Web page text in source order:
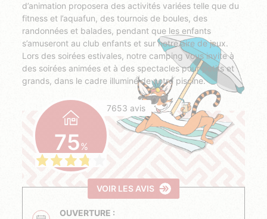
d’animation proposera des activités variées telle que du
fitness et l’aquafun, des tournois de boules, des
randonnées et balades, pendant que les enfants
s’amuseront au club enfants et sur notre aire de jeux.
Lors des soirées estivales, notre camping vous invite à
des soirées animées et à des spectacles pour petits et
grands, dans le cadre illuminé de notre piscine.
75%
7653 avis
VOIR LES AVIS
OUVERTURE :